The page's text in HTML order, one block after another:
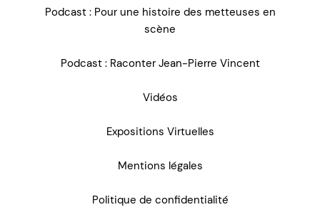
Podcast : Pour une histoire des metteuses en
scène
Podcast : Raconter Jean-Pierre Vincent
Vidéos
Expositions Virtuelles
Mentions légales
Politique de confidentialité